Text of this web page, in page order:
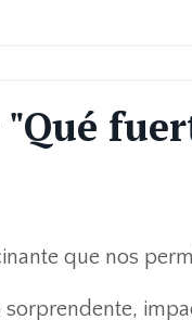
que nos